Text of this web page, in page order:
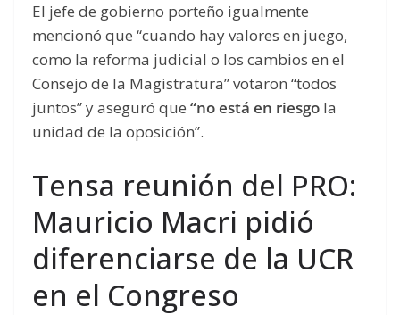
El jefe de gobierno porteño igualmente
mencionó que “cuando hay valores en juego,
como la reforma judicial o los cambios en el
Consejo de la Magistratura” votaron “todos
juntos” y aseguró que “no está en riesgo la
unidad de la oposición”.
Tensa reunión del PRO:
Mauricio Macri pidió
diferenciarse de la UCR
en el Congreso